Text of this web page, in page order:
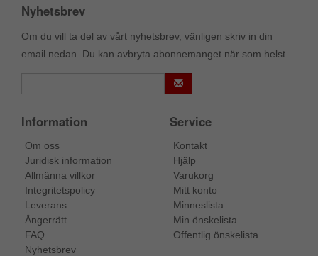
Nyhetsbrev
Om du vill ta del av vårt nyhetsbrev, vänligen skriv in din
email nedan. Du kan avbryta abonnemanget när som helst.
Information
Om oss
Juridisk information
Allmänna villkor
Integritetspolicy
Leverans
Ångerrätt
FAQ
Nyhetsbrev
Service
Kontakt
Hjälp
Varukorg
Mitt konto
Minneslista
Min önskelista
Offentlig önskelista